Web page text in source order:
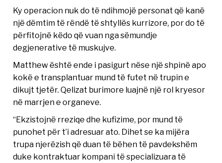
Ky operacion nuk do të ndihmojë personat që kanë
një dëmtim të rëndë të shtyllës kurrizore, por do të
përfitojnë këdo që vuan nga sëmundje
degjenerative të muskujve.
Matthew është ende i pasigurt nëse një shpinë apo
kokë e transplantuar mund të futet në trupin e
dikujt tjetër. Qelizat burimore luajnë një rol kryesor
në marrjen e organeve.
“Ekzistojnë rreziqe dhe kufizime, por mund të
punohet për t’i adresuar ato. Dihet se ka mijëra
trupa njerëzish që duan të bëhen të pavdekshëm
duke kontraktuar kompani të specializuara të